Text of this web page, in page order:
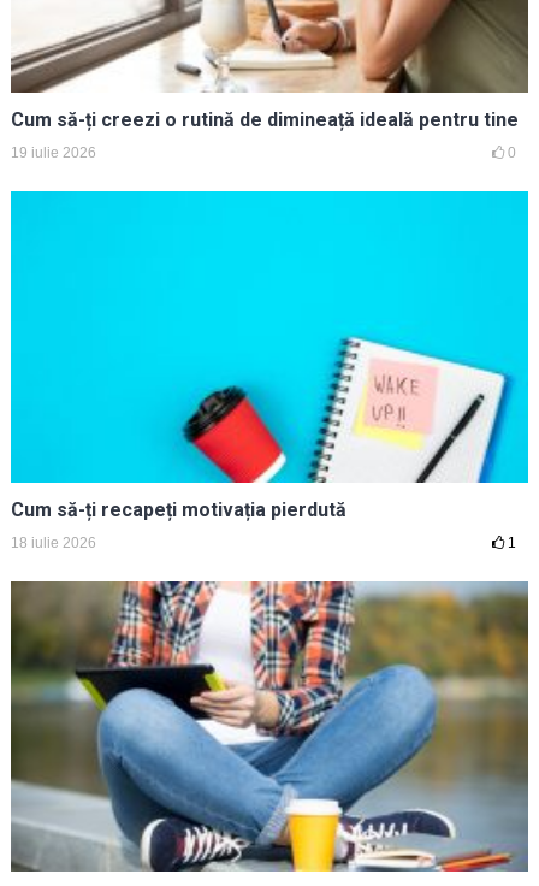
Cum să-ți creezi o rutină de dimineață ideală pentru tine
19 iulie 2026 0
Cum să-ți recapeți motivația pierdută
18 iulie 2026 1